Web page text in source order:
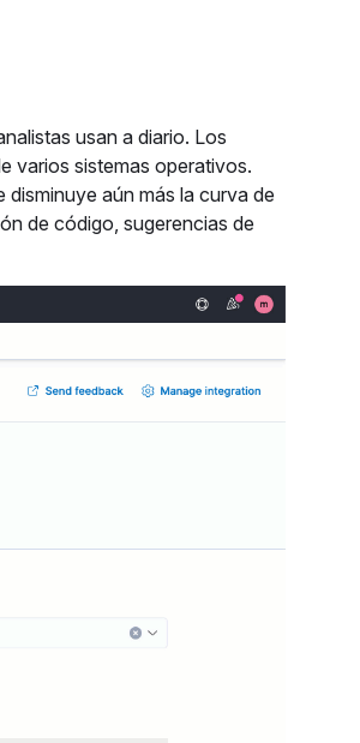
usan a diario. Los
varios sistemas operativos.
aún más la curva de
de código, sugerencias de